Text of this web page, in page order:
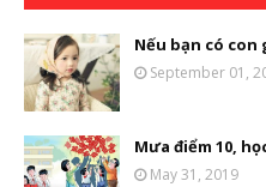
Nếu bạn có con
September 01,
Mưa điểm 10,
May 31, 2019